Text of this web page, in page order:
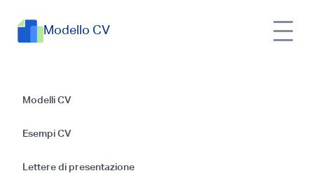
Modello CV
Modelli CV
Esempi CV
Lettere di presentazione
Guida alla Scrittura
del Primo CV per un
Architetto